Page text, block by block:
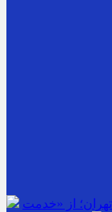
تهران؛ از «خدمت